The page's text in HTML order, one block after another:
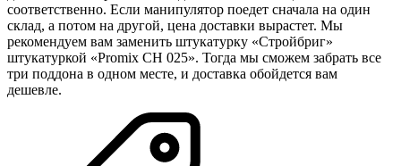
соответственно. Если манипулятор поедет сначала на один
склад, а потом на другой, цена доставки вырастет. Мы
рекомендуем вам заменить штукатурку «Стройбриг»
штукатуркой «Promix CH 025». Тогда мы сможем забрать все
три поддона в одном месте, и доставка обойдется вам
дешевле.